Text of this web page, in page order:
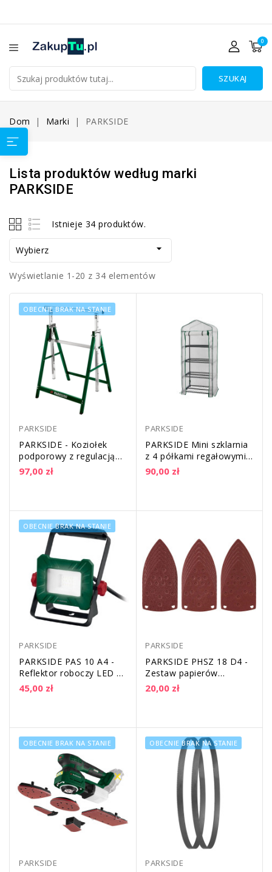
0
SZUKAJ
Dom Marki PARKSIDE
Lista produktów według marki
PARKSIDE
Istnieje 34 produktów.
Wybierz 
Wyświetlanie 1-20 z 34 elementów
OBECNIE BRAK NA STANIE
PARKSIDE
PARKSIDE - Koziołek
podporowy z regulacją
wysokości
97,00 zł
PARKSIDE
PARKSIDE Mini szklarnia
z 4 półkami regałowymi
o nośności 8kg każda|
metalowa...
90,00 zł
OBECNIE BRAK NA STANIE
PARKSIDE
PARKSIDE PAS 10 A4 -
Reflektor roboczy LED 10
W
45,00 zł
PARKSIDE
PARKSIDE PHSZ 18 D4 -
Zestaw papierów
ściernych do szlifierki
wielofunkcyjnej
20,00 zł
OBECNIE BRAK NA STANIE
PARKSIDE
OBECNIE BRAK NA STANIE
PARKSIDE